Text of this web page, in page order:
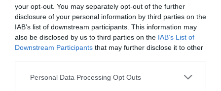
your opt-out. You may separately opt-out of the further
disclosure of your personal information by third parties on the
IAB’s list of downstream participants. This information may
also be disclosed by us to third parties on the IAB’s List of
Downstream Participants that may further disclose it to other
Personal Data Processing Opt Outs
Índex2P
Compartir